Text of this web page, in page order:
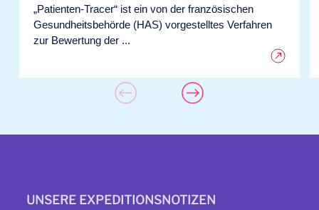
„Patienten-Tracer“ ist ein von der französischen
Gesundheitsbehörde (HAS) vorgestelltes Verfahren
zur Bewertung der ...
UNSERE EXPEDITIONSNOTIZEN